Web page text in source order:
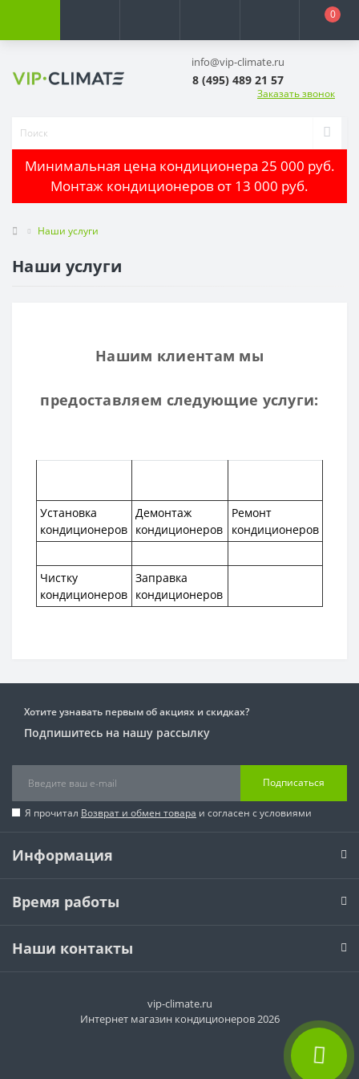
0
info@vip-climate.ru
8 (495) 489 21 57
Заказать звонок
Минимальная цена кондиционера 25 000 руб.
Монтаж кондиционеров от 13 000 руб.
Наши услуги
Наши услуги
Нашим клиентам мы
предоставляем следующие услуги:
Установка
кондиционеров
Демонтаж
кондиционеров
Ремонт
кондиционеров
Чистку
кондиционеров
Заправка
кондиционеров
Хотите узнавать первым об акциях и скидках?
Подпишитесь на нашу рассылку
Подписаться
Я прочитал Возврат и обмен товара и согласен с условиями
Информация
Время работы
Наши контакты
vip-climate.ru
Интернет магазин кондиционеров 2026